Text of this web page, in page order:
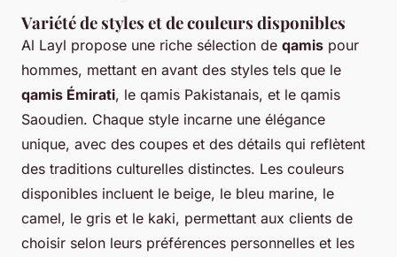
Variété de styles et de couleurs disponibles
Al Layl propose une riche sélection de qamis pour
hommes, mettant en avant des styles tels que le
qamis Émirati, le qamis Pakistanais, et le qamis
Saoudien. Chaque style incarne une élégance
unique, avec des coupes et des détails qui reflètent
des traditions culturelles distinctes. Les couleurs
disponibles incluent le beige, le bleu marine, le
camel, le gris et le kaki, permettant aux clients de
choisir selon leurs préférences personnelles et les